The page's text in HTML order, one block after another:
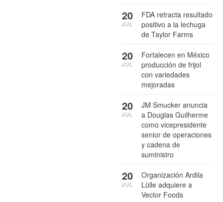
FDA retracta resultado
positivo a la lechuga
de Taylor Farms
20
JUL
Fortalecen en México
producción de frijol
con variedades
mejoradas
20
JUL
JM Smucker anuncia
a Douglas Guilherme
como vicepresidente
senior de operaciones
y cadena de
suministro
20
JUL
Organización Ardila
Lülle adquiere a
Vector Foods
20
JUL